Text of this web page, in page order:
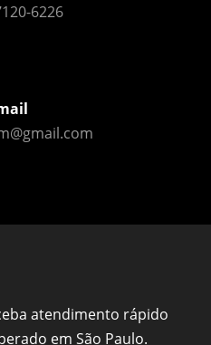
6226
atendimento rápido
em São Paulo.